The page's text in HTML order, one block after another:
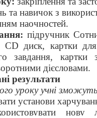
та навичок з
наочностей.
підручник
CD диск, картки для
завдання, картки
дієсловами.
результати
уроку учні
установи
нову